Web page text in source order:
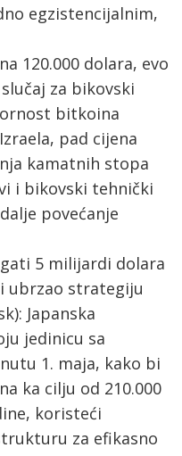
egzistencijalnim,
120.000 dolara, evo
za bikovski
bitkoina
pad cijena
kamatnih stopa
i bikovski tehnički
povećanje
5 milijardi dolara
ubrzao strategiju
Japanska
jedinicu sa
1. maja, kako bi
ka cilju od 210.000
koristeći
za efikasno